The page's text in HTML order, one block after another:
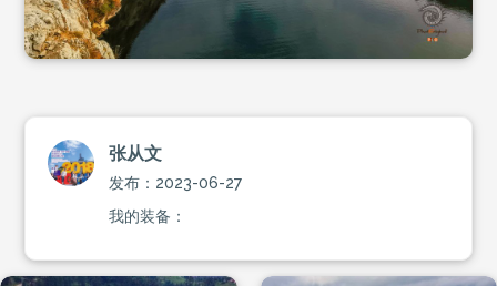
张从文
发布：2023-06-27
我的装备：